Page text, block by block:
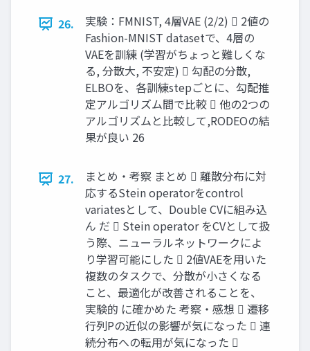
26.
実験：FMNIST, 4層VAE (2/2)  2値の
Fashion-MNIST datasetで、4層の
VAEを訓練 (学習がちょっと難しくな
る, 分散大, 不安定)  勾配の分散,
ELBOを、各訓練stepごとに、勾配推
定アルゴリズム間で比較  他の2つの
アルゴリズムと比較して,RODEOの結
果が良い 26
27.
まとめ・考察 まとめ  離散分布に対
応するStein operatorをcontrol
variatesとして、Double CVに組み込
ん だ  Stein operator をCVとして扱
う際、ニューラルネットワークによ
り学習可能にした  2値VAEを用いた
複数のタスクで、分散が小さくなる
こと、最適化が改善されることを、
実験的 に確かめた 考察・感想  遷移
行列Pの近似の影響が気になった  連
続分布への転用が気になった 